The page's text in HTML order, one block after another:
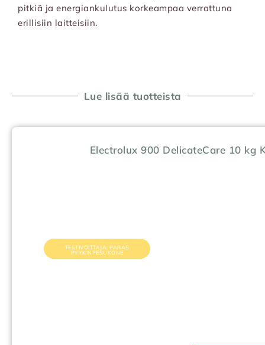
pitkiä ja energiankulutus korkeampaa verrattuna
erillisiin laitteisiin.
Lue lisää tuotteista
Electrolux 900 DelicateCare 10 kg
TESTIVOITTAJA: PARAS
PYYKINPESUKONE